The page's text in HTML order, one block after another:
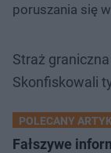
poruszania się
Straż
Skonfiskowali
POLECANY
Fałszywe